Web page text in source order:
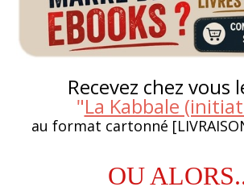
Recevez chez vous
"La Kabbale
au format cartonné
OU